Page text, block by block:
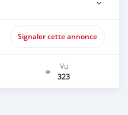
Signaler cette annonce
Vu
323